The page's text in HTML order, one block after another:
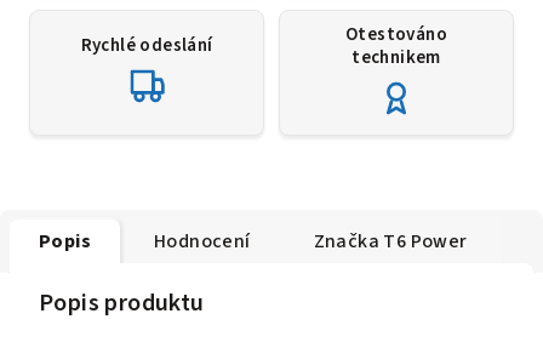
Rychlé odeslání
Otestováno
technikem
Popis Hodnocení Značka T6 Power
Popis produktu